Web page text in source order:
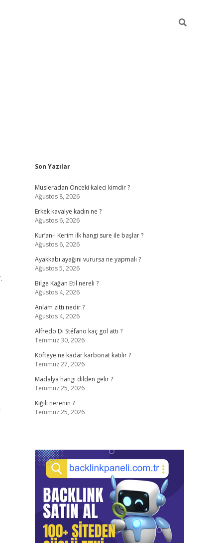
Sidebar
Son Yazılar
Musleradan Önceki kaleci kimdir ?
Ağustos 8, 2026
Erkek kavalye kadın ne ?
Ağustos 6, 2026
Kur’an-ı Kerim ilk hangi sure ile başlar ?
Ağustos 6, 2026
Ayakkabı ayağını vurursa ne yapmalı ?
Ağustos 5, 2026
Bilge Kağan Etil nereli ?
Ağustos 4, 2026
Anlam zıttı nedir ?
Ağustos 4, 2026
Alfredo Di Stéfano kaç gol attı ?
Temmuz 30, 2026
Köfteye ne kadar karbonat katılır ?
Temmuz 27, 2026
Madalya hangi dilden gelir ?
Temmuz 25, 2026
Kiğili nerenin ?
Temmuz 25, 2026
piabellacasinohiltonbet giriş